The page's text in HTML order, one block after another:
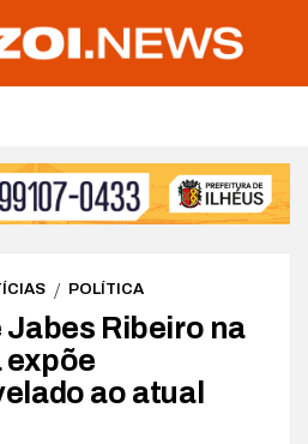
POLÍTICA
Jabes Ribeiro na
expõe
ao atual